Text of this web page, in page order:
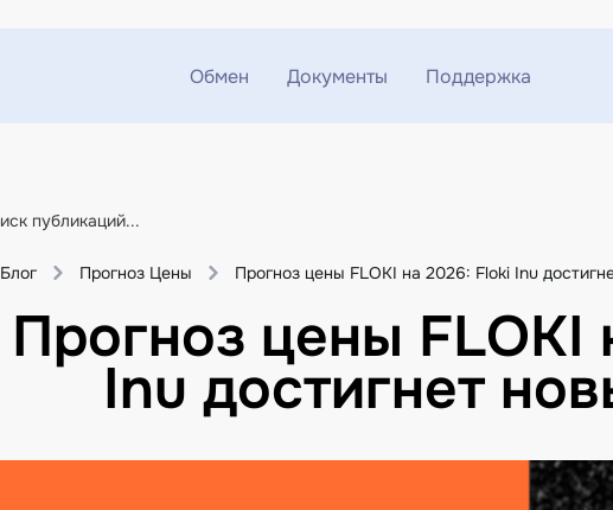
Обмен
Обмен XMR на USDT
Обмен BTC на USDT
Обмен ETH на BTC
Обмен BTC на XMR
Документы
API
Поддержка
Блог Прогноз Цены Прогноз цены FLOKI на 2026: Floki Inu
Прогноз цены FLOKI
Inu достигнет